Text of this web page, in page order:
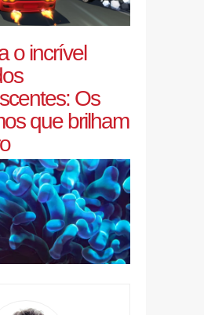
o incrível
Os
que brilham